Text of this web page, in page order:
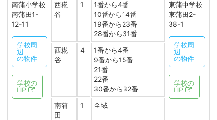
南蒲小学校
南蒲田1-
12-11
学校周
辺
の物件
学校の
HP
西糀
谷
1
1番から4番
10番から14番
19番から23番
28番から31番
東蒲中学校
東蒲田2-
38-1
学校周
辺
の物件
学校の
HP
西糀
谷
4
1番から4番
9番から15番
21番
22番
30番から32番
南蒲
田
1 全域